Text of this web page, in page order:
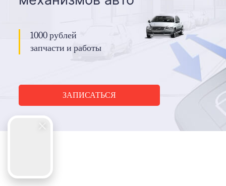
СМАЗКА ЗАМКОВ И
ПЕТЕЛЬ INFINITI G
Обслуживание подвижных
механизмов авто